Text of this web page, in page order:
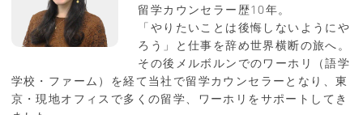
留学カウンセラー歴10年。
「やりたいことは後悔しないようにや
ろう」と仕事を辞め世界横断の旅へ。
その後メルボルンでのワーホリ（語学
学校・ファーム）を経て当社で留学カウンセラーとなり、東
京・現地オフィスで多くの留学、ワーホリをサポートしてき